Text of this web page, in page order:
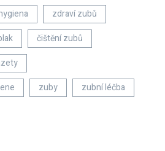
zdraví zubů
čištění zubů
zuby
zubní léčba